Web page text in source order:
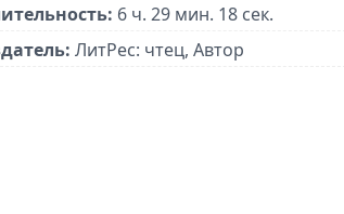
6 ч. 29 мин. 18 сек.
ЛитРес: чтец, Автор